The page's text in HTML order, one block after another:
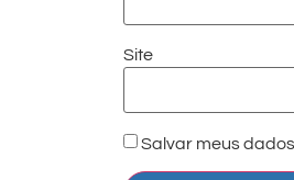
Site
Salvar meus